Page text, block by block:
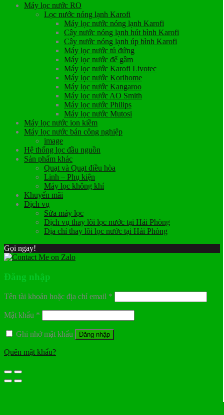
Máy lọc nước RO
Lọc nước nóng lạnh Karofi
Máy lọc nước nóng lạnh Karofi
Cây nước nóng lạnh hút bình Karofi
Cây nước nóng lạnh úp bình Karofi
Máy lọc nước tủ đứng
Máy lọc nước để gầm
Máy lọc nước Karofi Livotec
Máy lọc nước Korihome
Máy lọc nước Kangaroo
Máy lọc nước AO Smith
Máy lọc nước Philips
Máy lọc nước Mutosi
Máy lọc nước ion kiềm
Máy lọc nước bán công nghiệp
image
Hệ thống lọc đầu nguồn
Sản phẩm khác
Quạt và Quạt điều hòa
Linh – Phụ kiện
Máy lọc không khí
Khuyến mãi
Dịch vụ
Sửa máy lọc
Dịch vụ thay lõi lọc nước tại Hải Phòng
Địa chỉ thay lõi lọc nước tại Hải Phòng
Gọi ngay!
Đăng nhập
Tên tài khoản hoặc địa chỉ email *
Mật khẩu *
Ghi nhớ mật khẩu Đăng nhập
Quên mật khẩu?